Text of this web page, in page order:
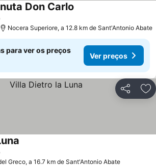
Don Carlo
Nocera Superiore, a 12.8 km de Sant'Antonio Abate
para ver os preços
Ver preços
Partilhar
Greco, a 16.7 km de Sant'Antonio Abate